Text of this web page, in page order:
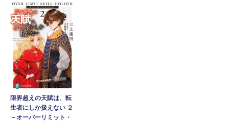
限界超えの天賦は、転
生者にしか扱えない ２
－オーバーリミット・